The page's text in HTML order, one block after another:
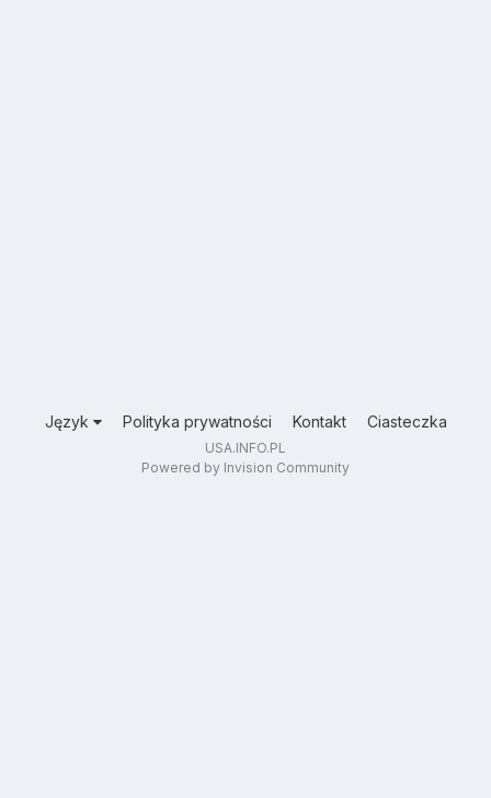
Język Polityka prywatności Kontakt Ciasteczka
USA.INFO.PL
Powered by Invision Community